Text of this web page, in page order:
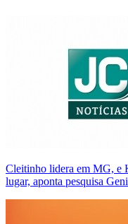
Cleitinho lidera em MG, e
lugar, aponta pesquisa